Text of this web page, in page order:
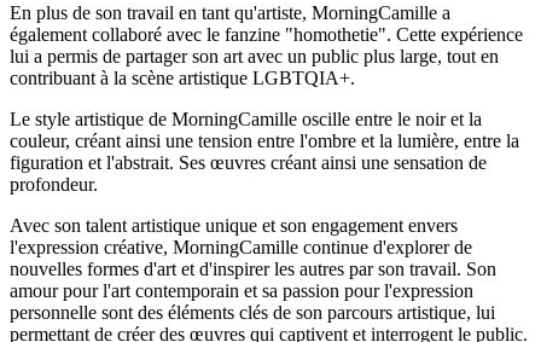
En plus de son travail en tant qu'artiste, MorningCamille a
également collaboré avec le fanzine "homothetie". Cette expérience
lui a permis de partager son art avec un public plus large, tout en
contribuant à la scène artistique LGBTQIA+.
Le style artistique de MorningCamille oscille entre le noir et la
couleur, créant ainsi une tension entre l'ombre et la lumière, entre la
figuration et l'abstrait. Ses œuvres créant ainsi une sensation de
profondeur.
Avec son talent artistique unique et son engagement envers
l'expression créative, MorningCamille continue d'explorer de
nouvelles formes d'art et d'inspirer les autres par son travail. Son
amour pour l'art contemporain et sa passion pour l'expression
personnelle sont des éléments clés de son parcours artistique, lui
permettant de créer des œuvres qui captivent et interrogent le public.